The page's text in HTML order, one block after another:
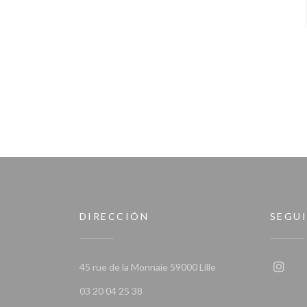
DIRECCIÓN
45 rue de la Monnaie 59000 Lille((abre en una nueva
03 20 04 25 38